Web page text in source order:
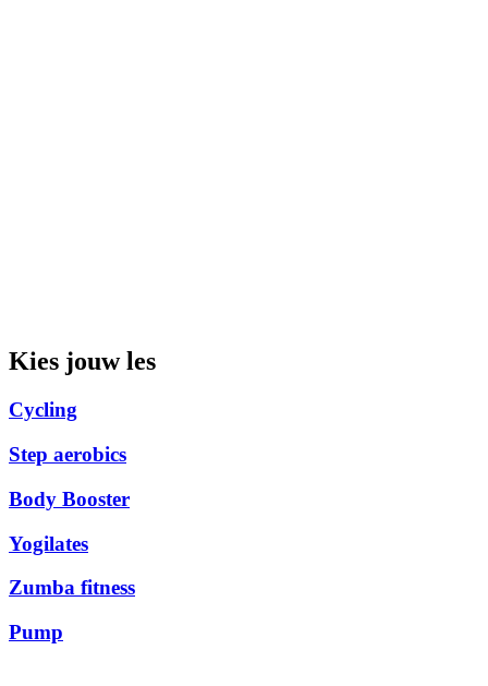
Kies jouw les
Cycling
Step aerobics
Body Booster
Yogilates
Zumba fitness
Pump